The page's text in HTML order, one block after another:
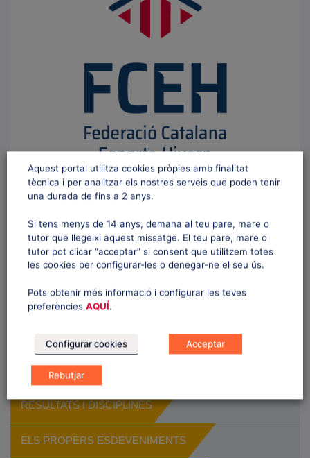
Descarrega el logotip vertical amb descriptor 2
QUÈ FER EN CAS D’ACCIDENT
RESULTATS I DISCIPLINES
ELS PROPERS ESDEVENIMENTS
Aquest portal utilitza cookies pròpies amb finalitat
tècnica i per analitzar els nostres serveis que poden tenir
una durada de fins a 2 anys.
Si tens menys de 14 anys, demana al teu pare, mare o
tutor que llegeixi aquest missatge. El teu pare, mare o
tutor pot clicar “acceptar” si consent que utilitzem totes
les cookies per configurar-les o denegar-ne el seu ús.
Pots obtenir més informació i configurar les teves
preferències AQUÍ.
Configurar cookies Acceptar
Rebutjar